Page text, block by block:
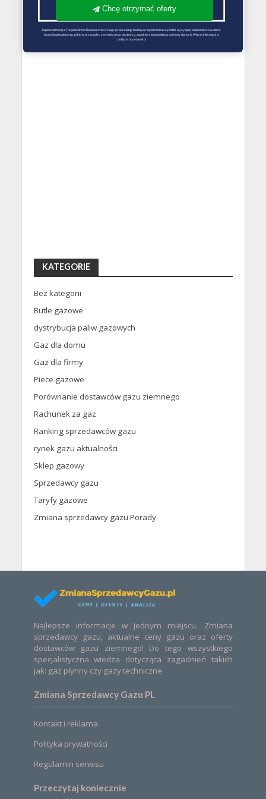
KATEGORIE
Bez kategorii
Butle gazowe
dystrybucja paliw gazowych
Gaz dla domu
Gaz dla firmy
Piece gazowe
Porównanie dostawców gazu ziemnego
Rachunek za gaz
Ranking sprzedawców gazu
rynek gazu aktualności
Sklep gazowy
Sprzedawcy gazu
Taryfy gazowe
Zmiana sprzedawcy gazu Porady
Najlepsze informacje w jednym miejscu. Zmiana
sprzedawcy gazu, aktualne ceny gazu oraz oferty
dostawców gazu ziemnego! Do tego wszystkiego
specjalistyczna wiedza dotycząca zagadnień takich
jak: gaz płynny czy gazy techniczne
Zmiana Sprzedawcy Gazu PL
Kontakt i reklama
Polityka prywatności
Regulamin serwisu
Przeczytaj koniecznie
Chcę otrzymać oferty
Zapoznałem się z Regulaminem Świadczenie Usług i go akceptuję Każdą ze zgód można wycofać wysyłając wiadomość na adres
biuro@optimalenergy.pl lub w przypadku zewnętrznego dostawcy, zgodnie z jego polityką ochrony danych. Więcej informacji w
polityce prywatności